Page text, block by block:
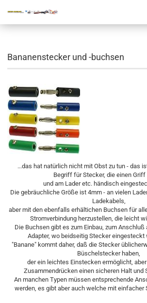
Bananenstecker und -buchsen
...das hat natürlich nicht mit Obst zu tun - das
Begriff für Stecker, die einen Griff
und am Lader etc. händisch
Die gebräuchliche Größe ist 4mm - an vielen
Ladekabels,
aber mit den ebenfalls erhältichen Buchsen für
Stromverbindung herzustellen, die leicht
Die Buchsen gibt es zum Einbau, zum Anschluß
Adapter, wo beidseitig Stecker eingesteckt
"Banane" kommt daher, daß die Stecker
Büschelstecker haben,
der ein leichtes Einstecken ermöglicht,
Zusammendrücken einen sicheren Halt und
An manchen Typen müssen entsprechende
werden, es gibt aber auch welche mit einfacher